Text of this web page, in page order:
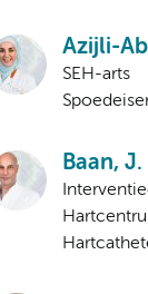
Azijli-
SEH-arts
Baan, J.